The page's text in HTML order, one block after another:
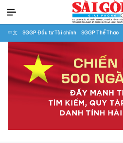
中文 SGGP Đầu tư Tài chính SGGP Thể Thao